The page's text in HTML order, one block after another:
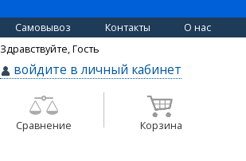
Самовывоз Контакты О нас
Здравствуйте, Гость
войдите в личный кабинет
Сравнение Корзина